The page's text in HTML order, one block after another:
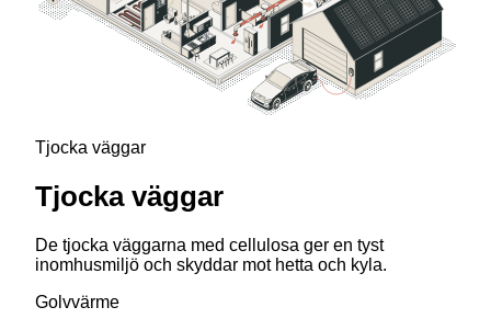
Tjocka väggar
Tjocka väggar
De tjocka väggarna med cellulosa ger en tyst
inomhusmiljö och skyddar mot hetta och kyla.
Golvvärme